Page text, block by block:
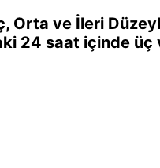
Orta ve İleri
24 saat içinde